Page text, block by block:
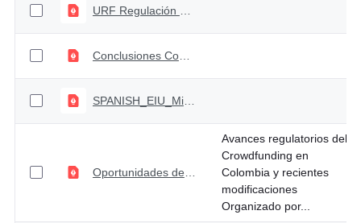
Conclusiones Comite Coordinación Sistema Financiero. Sesión 75
SPANISH_EIU_Microscope_2020_proof_06 (1)
Avances regulatorios del
Crowdfunding en
Colombia y recientes
modificaciones
Organizado por...